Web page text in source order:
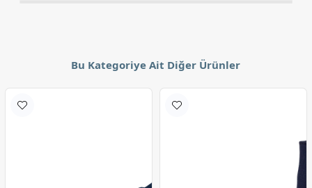
Bu Kategoriye Ait Diğer Ürünler